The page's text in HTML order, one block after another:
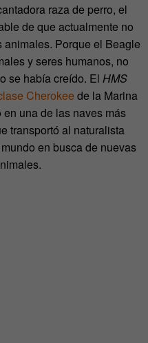
raza de perro, el
de que actualmente no
animales. Porque el Beagle
y seres humanos, no
se había creído. El HMS
Cherokee de la Marina
una de las naves más
transportó al naturalista
en busca de nuevas